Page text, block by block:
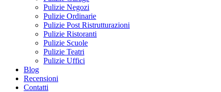
Pulizie Negozi
Pulizie Ordinarie
Pulizie Post Ristrutturazioni
Pulizie Ristoranti
Pulizie Scuole
Pulizie Teatri
Pulizie Uffici
Blog
Recensioni
Contatti